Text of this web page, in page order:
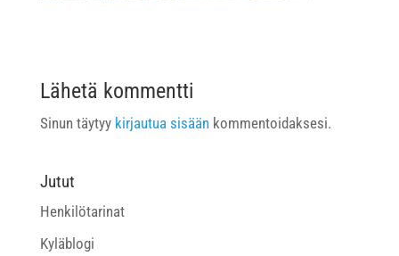
Lähetä kommentti
Sinun täytyy kirjautua sisäänkommentoidaksesi.
Jutut
Henkilötarinat
Kyläblogi